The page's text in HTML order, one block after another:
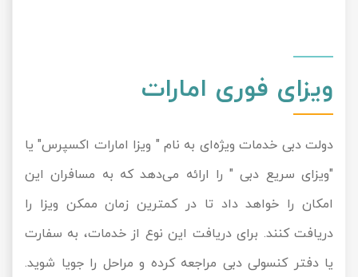
ویزای فوری امارات
دولت دبی خدمات ویژه‌ای به نام " ویزا امارات اکسپرس" یا
"ویزای سریع دبی " را ارائه می‌دهد که به مسافران این
امکان را خواهد داد تا در کمترین زمان ممکن ویزا را
دریافت کنند. برای دریافت این نوع از خدمات، به سفارت
یا دفتر کنسولی دبی مراجعه کرده و مراحل را جویا شوید.